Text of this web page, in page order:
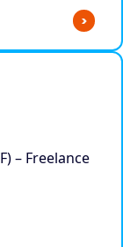
>
– Freelance